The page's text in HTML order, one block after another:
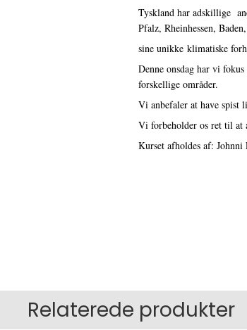
Tyskland har adskillige
Pfalz, Rheinhessen,
sine unikke klimatiske
Denne onsdag har vi
forskellige områder.
Vi anbefaler at have spist
Vi forbeholder os ret til at
Kurset afholdes af:
Relaterede produkter